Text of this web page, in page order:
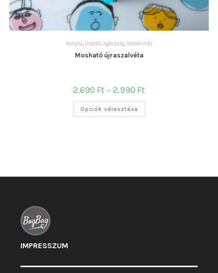
Konyha, Utazás, egészség, Webáruház
Mosható újraszalvéta
2.690 Ft – 2.990 Ft
-
Opciók választása
Ennek
terméknek
ki
IMPRESSZUM